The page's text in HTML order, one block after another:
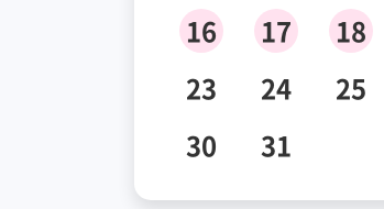
16
17 18
23
24 25
30
31